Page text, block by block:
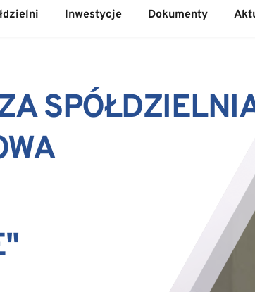
Inwestycje Dokumenty